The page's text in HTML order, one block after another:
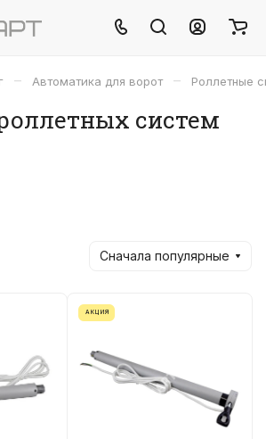
– Автоматика для ворот – Роллетные
систем
Сначала популярные
АКЦИЯ